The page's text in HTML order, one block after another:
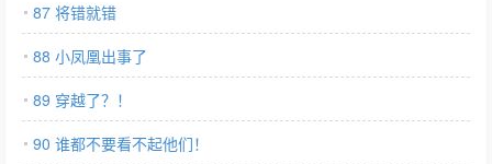
87 将错就错
88 小凤凰出事了
89 穿越了？！
90 谁都不要看不起他们！